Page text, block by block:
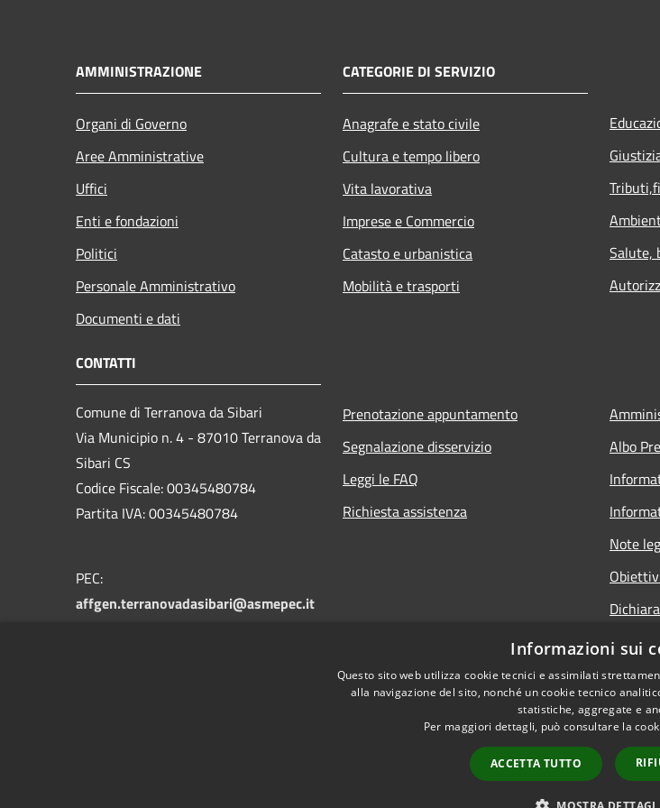
AMMINISTRAZIONE
Organi di Governo
Aree Amministrative
Uffici
Enti e fondazioni
Politici
Personale Amministrativo
Documenti e dati
CATEGORIE DI SERVIZIO
Anagrafe e stato civile
Cultura e tempo libero
Vita lavorativa
Imprese e Commercio
Catasto e urbanistica
Mobilità e trasporti
Salute,
CONTATTI
Comune di Terranova da Sibari
Via Municipio n. 4 - 87010 Terranova da
Sibari CS
Codice Fiscale: 00345480784
Partita IVA: 00345480784
PEC:
affgen.terranovadasibari@asmepec.it
Prenotazione appuntamento
Segnalazione disservizio
Leggi le FAQ
Richiesta assistenza
Albo
Note
Informazioni sui
Questo sito web utilizza cookie tecnici e assimilati
alla navigazione del sito, nonché un cookie tecnico
statistiche, aggregate e
Per maggiori dettagli, può consultare la
ACCETTA TUTTO